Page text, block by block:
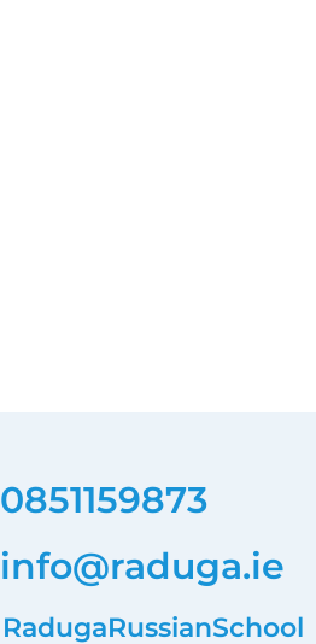
0851159873
info@raduga.ie
RadugaRussianSchool